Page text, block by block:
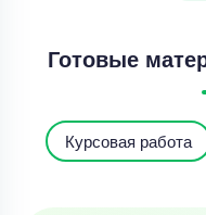
Готовые
Курсовая работа